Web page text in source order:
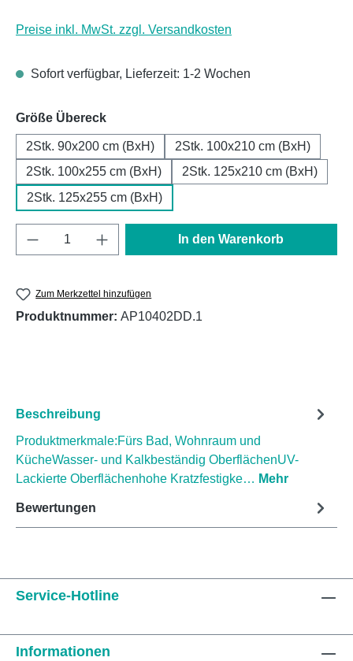
Preise inkl. MwSt. zzgl. Versandkosten
Sofort verfügbar, Lieferzeit: 1-2 Wochen
Größe Übereckauswählen
2Stk. 90x200 cm (BxH)
2Stk. 100x210 cm (BxH)
2Stk. 100x255 cm (BxH)
2Stk. 125x210 cm (BxH)
2Stk. 125x255 cm (BxH)
Produkt Anzahl: Gib den gewünschten
In den Warenkorb
Zum Merkzettel hinzufügen
Produktnummer: AP10402DD.1
Beschreibung
Produktmerkmale:Fürs Bad, Wohnraum und
KücheWasser- und Kalkbeständig OberflächenUV-
Lackierte Oberflächenhohe Kratzfestigke… Mehr
Bewertungen
Service-Hotline
Informationen